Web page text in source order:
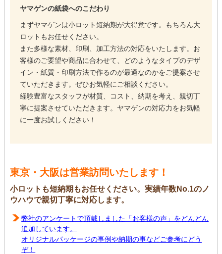
ヤマゲンの紙袋へのこだわり
まずヤマゲンは小ロット短納期が大得意です。もちろん大
ロットもお任せください。
また多様な素材、印刷、加工方法の対応をいたします。お
客様のご要望や商品に合わせて、どのようなタイプのデザ
イン・紙質・印刷方法で作るのが最適なのかをご提案させ
ていただきます。ぜひお気軽にご相談ください。
経験豊富なスタッフが材質、コスト、納期を考え、親切丁
寧に提案させていただきます。ヤマゲンの対応力をお気軽
に一度お試しください！
東京・大阪は営業訪問いたします！
小ロットも短納期もお任せください。実績年数No.1のノ
ウハウで親切丁寧に対応します。
弊社のアンケートで頂戴しました「お客様の声」をどんどん
追加しています。
オリジナルパッケージの事例や納期の事などご参考にどう
ぞ！